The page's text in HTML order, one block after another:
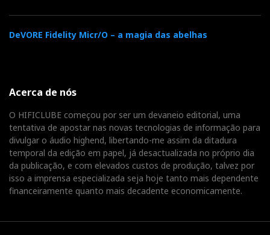
DeVORE Fidelity Micr/O – a magia das abelhas
Acerca de nós
O HIFICLUBE começou por ser um devaneio editorial, uma
tentativa de apostar nas novas tecnologias de informação para
divulgar o áudio highend, libertando-me assim da ditadura
temporal da edição em papel, já desactualizada no próprio dia
da publicação, e com elevados custos de produção, talvez por
isso a imprensa especializada seja hoje tanto mais dependente
financeiramente quanto mais decadente economicamente.